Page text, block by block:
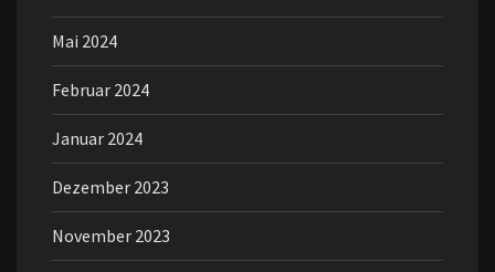
Mai 2024
Februar 2024
Januar 2024
Dezember 2023
November 2023